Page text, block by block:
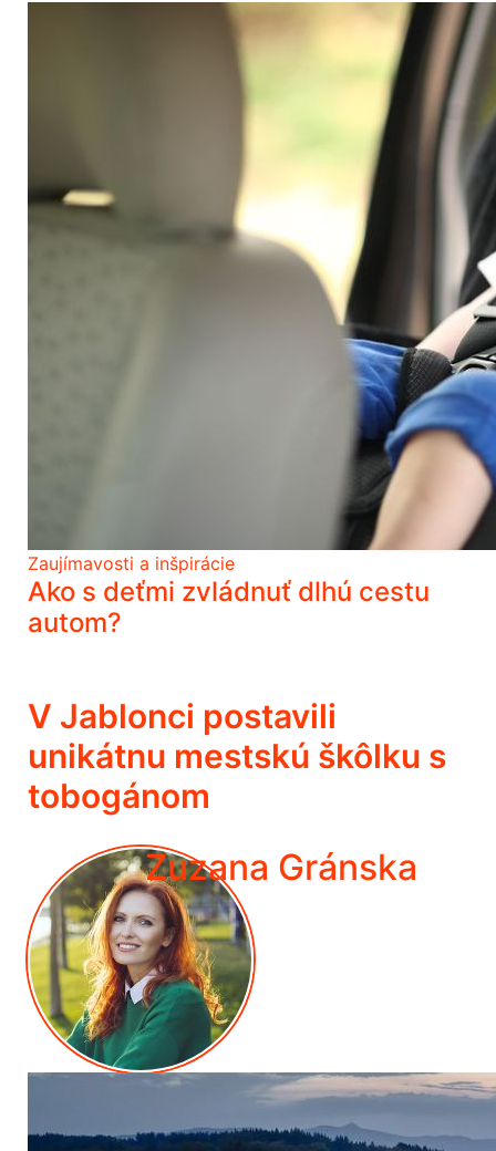
Zaujímavosti a inšpirácie
Ako s deťmi zvládnuť dlhú cestu
autom?
V Jablonci postavili
unikátnu mestskú škôlku s
tobogánom
Zuzana Gránska